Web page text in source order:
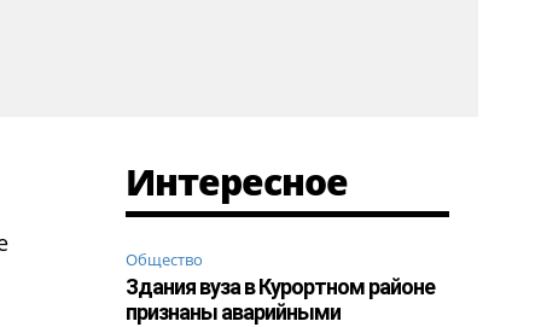
Интересное
Общество
Здания вуза в Курортном районе
признаны аварийными